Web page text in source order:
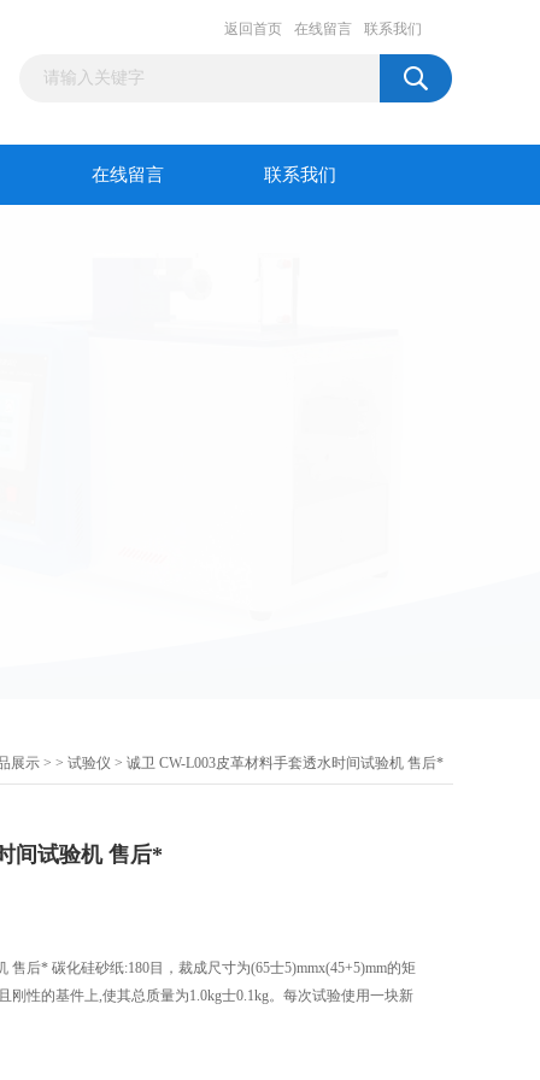
返回首页 在线留言 联系我们
在线留言 联系我们
展示 > > 试验仪 > 诚卫 CW-L003皮革材料手套透水时间试验机 售后*
间试验机 售后*
售后* 碳化硅砂纸:180目，裁成尺寸为(65士5)mmx(45+5)mm的矩
刚性的基件上,使其总质量为1.0kg士0.1kg。每次试验使用一块新